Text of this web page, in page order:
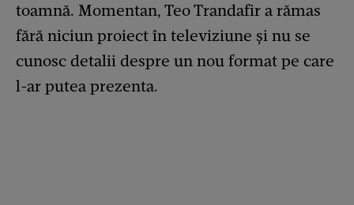
toamnă. Momentan, Teo Trandafir a rămas
fără niciun proiect în televiziune și nu se
cunosc detalii despre un nou format pe care
l-ar putea prezenta.